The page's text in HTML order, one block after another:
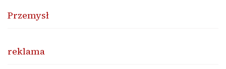
Przemysł
reklama